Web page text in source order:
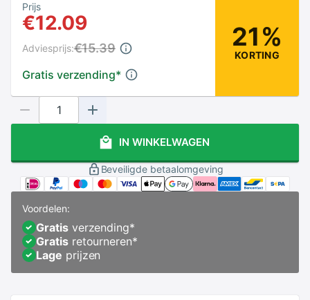
Prijs
€12.09
Gratis verzending*
Adviesprijs:€15.39 21%
KORTING
IN WINKELWAGEN
Beveiligde betaalomgeving
Voordelen:
Gratisverzending*
Gratisretourneren*
Lage prijzen